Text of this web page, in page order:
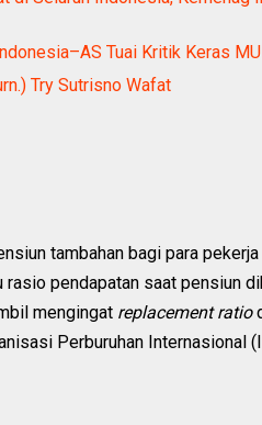
Tuai Kritik Keras
Try Sutrisno Wafat
tambahan bagi para
rasio pendapatan saat pensiun
mengingat replacement ratio
Perburuhan Internasional